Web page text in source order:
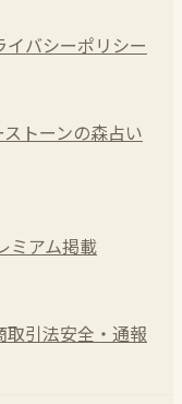
イバシーポリシー
ストーンの森占い
ミアム掲載
取引法安全・通報